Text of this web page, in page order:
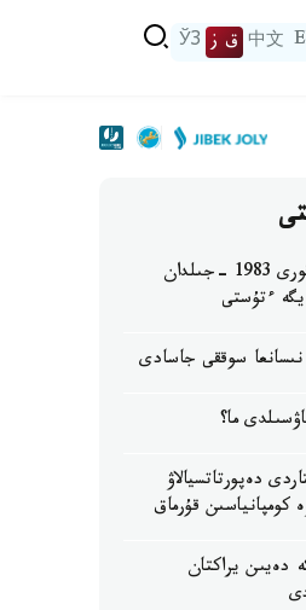
中文 ق ز ЎЗ
ا ق ش- تىڭ مۇناي قورى 1983 -جىلدان
ءتۇستى
سوققى جاسادى
ما؟
دەپورتاتسيالاۋ
كومپانياسىن قۇرماق
دەيىن يراكتان